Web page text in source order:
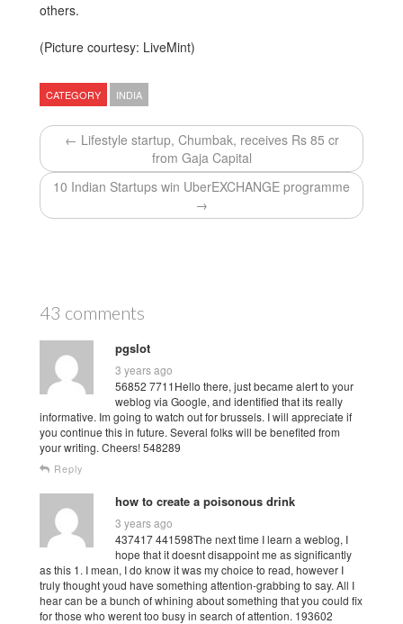
others.
(Picture courtesy: LiveMint)
CATEGORY INDIA
← Lifestyle startup, Chumbak, receives Rs 85 cr
from Gaja Capital
10 Indian Startups win UberEXCHANGE programme
→
43 comments
pgslot
3 years ago
56852 7711Hello there, just became alert to your
weblog via Google, and identified that its really
informative. Im going to watch out for brussels. I will appreciate if
you continue this in future. Several folks will be benefited from
your writing. Cheers! 548289
Reply
how to create a poisonous drink
3 years ago
437417 441598The next time I learn a weblog, I
hope that it doesnt disappoint me as significantly
as this 1. I mean, I do know it was my choice to read, however I
truly thought youd have something attention-grabbing to say. All I
hear can be a bunch of whining about something that you could fix
for those who werent too busy in search of attention. 193602